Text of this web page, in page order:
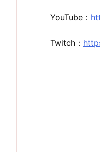
YouTube：
Twitch：